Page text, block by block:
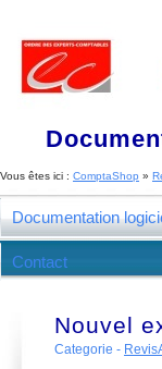
Vous êtes ici : ComptaShop »
Documentation
Contact
Nouvel
Categorie -